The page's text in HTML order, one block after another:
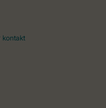
kontakt